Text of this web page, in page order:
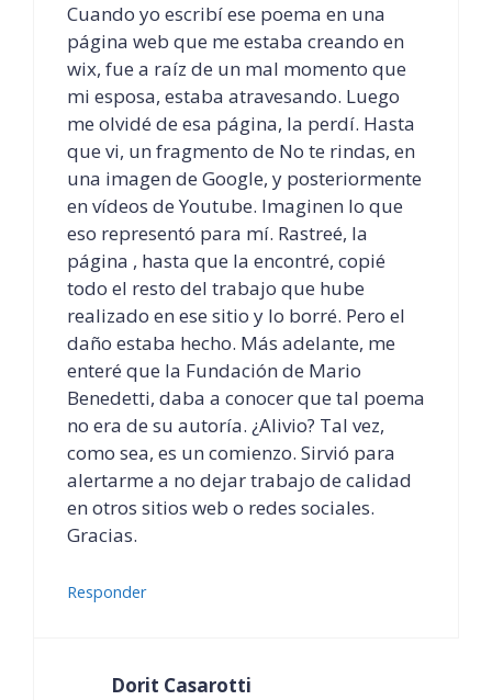
Cuando yo escribí ese poema en una
página web que me estaba creando en
wix, fue a raíz de un mal momento que
mi esposa, estaba atravesando. Luego
me olvidé de esa página, la perdí. Hasta
que vi, un fragmento de No te rindas, en
una imagen de Google, y posteriormente
en vídeos de Youtube. Imaginen lo que
eso representó para mí. Rastreé, la
página , hasta que la encontré, copié
todo el resto del trabajo que hube
realizado en ese sitio y lo borré. Pero el
daño estaba hecho. Más adelante, me
enteré que la Fundación de Mario
Benedetti, daba a conocer que tal poema
no era de su autoría. ¿Alivio? Tal vez,
como sea, es un comienzo. Sirvió para
alertarme a no dejar trabajo de calidad
en otros sitios web o redes sociales.
Gracias.
Responder
Dorit Casarotti